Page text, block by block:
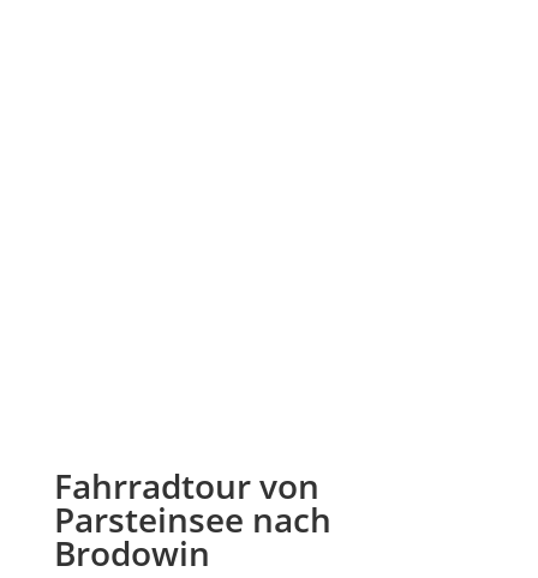
Fahrradtour von
Parsteinsee nach
Brodowin